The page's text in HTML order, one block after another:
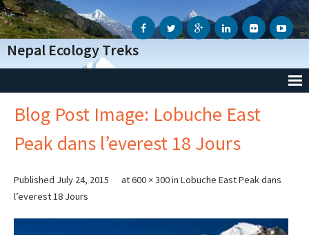
Nepal Ecology Treks
Accueil
L’Agence
- Notre Agence
Blog Post Image: Lobuche East
Peak dans l’everest 18 Jours
Published July 24, 2015 at600 × 300in Lobuche East Peak dans
l’everest 18 Jours